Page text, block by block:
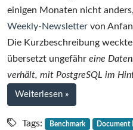
–
eine
Open-
Source
Document
Database
einigen Monaten nicht
Weekly-Newsletter von
Die Kurzbeschreibung
übersetzt ungefähr eine
verhält, mit PostgreSQL im
Weiterlesen bei
FerretDB
–
»
Tags: Benchmark Document